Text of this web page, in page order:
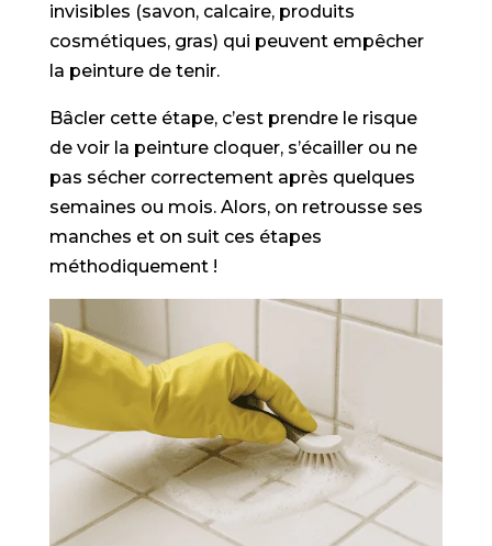
invisibles (savon, calcaire, produits
cosmétiques, gras) qui peuvent empêcher
la peinture de tenir.
Bâcler cette étape, c’est prendre le risque
de voir la peinture cloquer, s’écailler ou ne
pas sécher correctement après quelques
semaines ou mois. Alors, on retrousse ses
manches et on suit ces étapes
méthodiquement !